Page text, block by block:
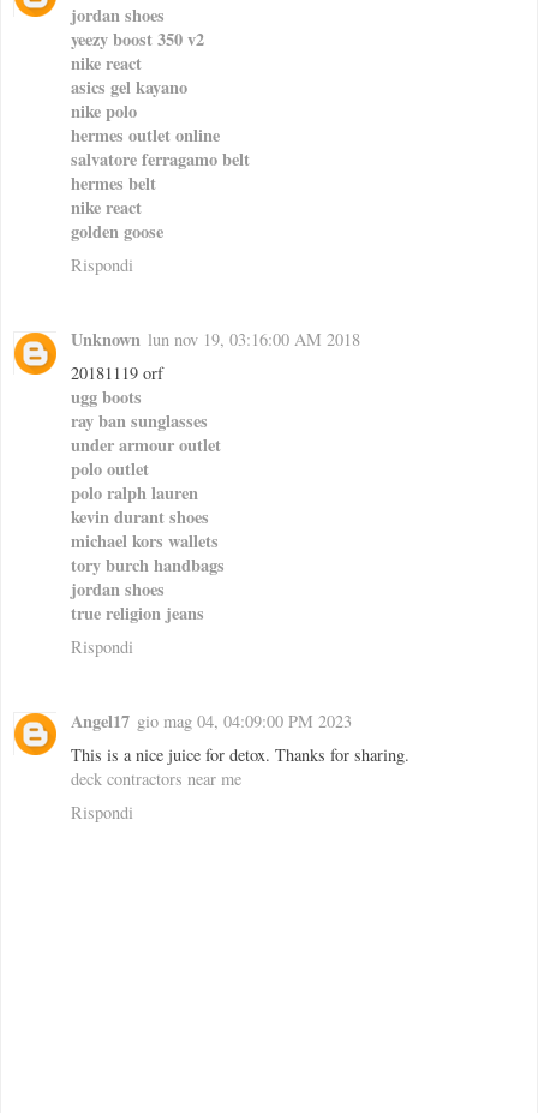
jordan shoes
yeezy boost 350 v2
nike react
asics gel kayano
nike polo
hermes outlet online
salvatore ferragamo belt
hermes belt
nike react
golden goose
Rispondi
Unknown lun nov 19, 03:16:00 AM 2018
20181119 orf
ugg boots
ray ban sunglasses
under armour outlet
polo outlet
polo ralph lauren
kevin durant shoes
michael kors wallets
tory burch handbags
jordan shoes
true religion jeans
Rispondi
Angel17 gio mag 04, 04:09:00 PM 2023
This is a nice juice for detox. Thanks for sharing.
deck contractors near me
Rispondi